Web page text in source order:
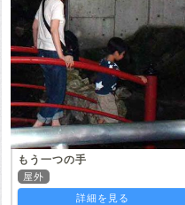
もう一つの手
屋外
詳細を見る